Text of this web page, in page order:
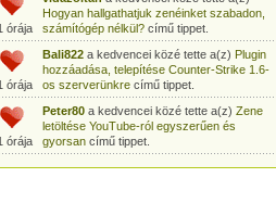
órája
Hogyan hallgathatjuk zenéinket szabadon,
számítógép nélkül?című tippet.
órája
Bali822a kedvencei közé tette a(z) Plugin
hozzáadása, telepítése Counter-Strike 1.6-
os szerverünkrecímű tippet.
órája
Peter80a kedvencei közé tette a(z) Zene
letöltése YouTube-ról egyszerűen és
gyorsancímű tippet.
Heni77a kedvencei közé tette a(z)Counter